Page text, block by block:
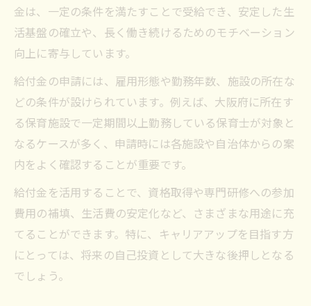
金は、一定の条件を満たすことで受給でき、安定した生
活基盤の確立や、長く働き続けるためのモチベーション
向上に寄与しています。
給付金の申請には、雇用形態や勤務年数、施設の所在な
どの条件が設けられています。例えば、大阪府に所在す
る保育施設で一定期間以上勤務している保育士が対象と
なるケースが多く、申請時には各施設や自治体からの案
内をよく確認することが重要です。
給付金を活用することで、資格取得や専門研修への参加
費用の補填、生活費の安定化など、さまざまな用途に充
てることができます。特に、キャリアアップを目指す方
にとっては、将来の自己投資として大きな後押しとなる
でしょう。